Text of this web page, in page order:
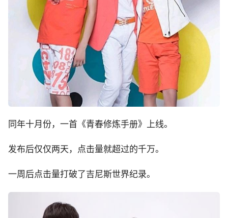
同年十月份，一首《青春修炼手册》上线。
发布后仅仅两天，点击量就超过的千万。
一周后点击量打破了吉尼斯世界纪录。